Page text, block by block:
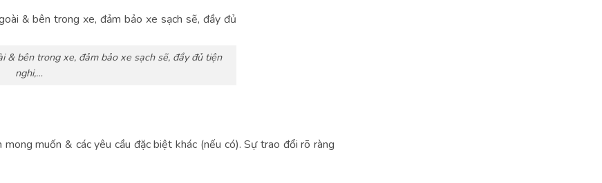
& bên trong xe, đảm bảo xe sạch sẽ, đầy đủ tiện
nghi,…
muốn & các yêu cầu đặc biệt khác (nếu có). Sự trao đổi rõ ràng